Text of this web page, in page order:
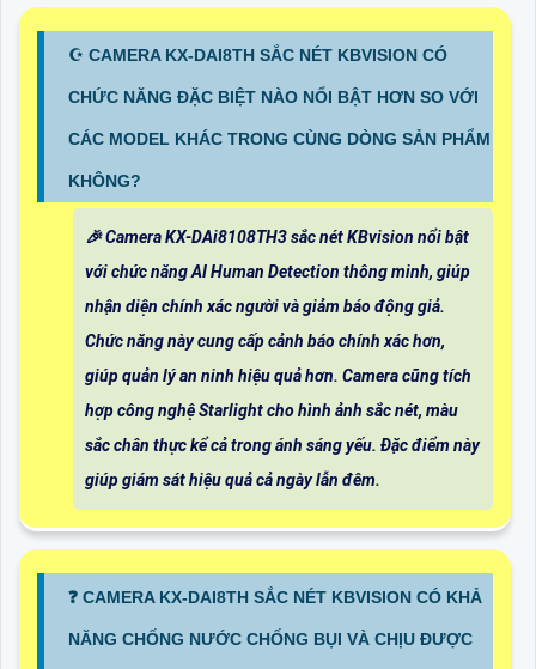
☪ CAMERA KX-DAI8TH SẮC NÉT KBVISION CÓ
CHỨC NĂNG ĐẶC BIỆT NÀO NỔI BẬT HƠN SO VỚI
CÁC MODEL KHÁC TRONG CÙNG DÒNG SẢN PHẨM
KHÔNG?
️🎉 Camera KX-DAi8108TH3 sắc nét KBvision nổi bật
với chức năng AI Human Detection thông minh, giúp
nhận diện chính xác người và giảm báo động giả.
Chức năng này cung cấp cảnh báo chính xác hơn,
giúp quản lý an ninh hiệu quả hơn. Camera cũng tích
hợp công nghệ Starlight cho hình ảnh sắc nét, màu
sắc chân thực kể cả trong ánh sáng yếu. Đặc điểm này
giúp giám sát hiệu quả cả ngày lẫn đêm.
❓ CAMERA KX-DAI8TH SẮC NÉT KBVISION CÓ KHẢ
NĂNG CHỐNG NƯỚC CHỐNG BỤI VÀ CHỊU ĐƯỢC